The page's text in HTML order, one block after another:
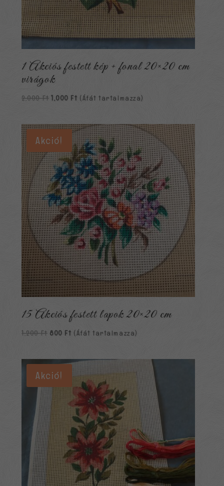
1 Akciós festett kép + fonal 20×20 cm
virágok
2,000Ft Original
2,000 Ft.
1,000 FtCurrent
1,000 Ft.
(Áfát tartalmazza)
Akció!
15 Akciós festett lapok 20×20 cm
1,200Ft Original
1,200 Ft.
800 FtCurrent
800 Ft.
(Áfát tartalmazza)
Akció!